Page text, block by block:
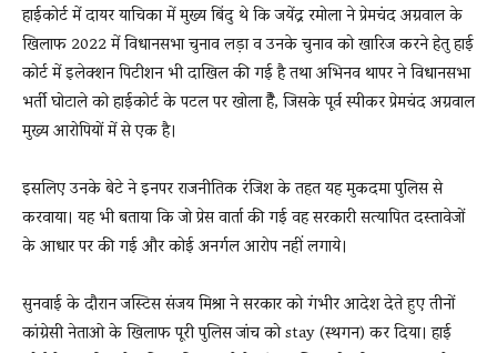
हाईकोर्ट में दायर याचिका में मुख्य बिंदु थे कि जयेंद्र रमोला ने प्रेमचंद अग्रवाल के
खिलाफ 2022 में विधानसभा चुनाव लड़ा व उनके चुनाव को खारिज करने हेतु हाई
कोर्ट में इलेक्शन पिटीशन भी दाखिल की गई है तथा अभिनव थापर ने विधानसभा
भर्ती घोटाले को हाईकोर्ट के पटल पर खोला हैै, जिसके पूर्व स्पीकर प्रेमचंद अग्रवाल
मुख्य आरोपियों में से एक है।
इसलिए उनके बेटे ने इनपर राजनीतिक रंजिश के तहत यह मुकदमा पुलिस से
करवाया। यह भी बताया कि जो प्रेस वार्ता की गई वह सरकारी सत्यापित दस्तावेजों
के आधार पर की गई और कोई अनर्गल आरोप नहीं लगाये।
सुनवाई के दौरान जस्टिस संजय मिश्रा ने सरकार को गंभीर आदेश देते हुए तीनों
कांग्रेसी नेताओ के खिलाफ पूरी पुलिस जांच को stay (स्थगन) कर दिया। हाई